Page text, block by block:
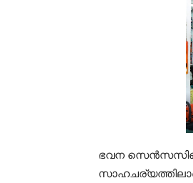
ഭവന